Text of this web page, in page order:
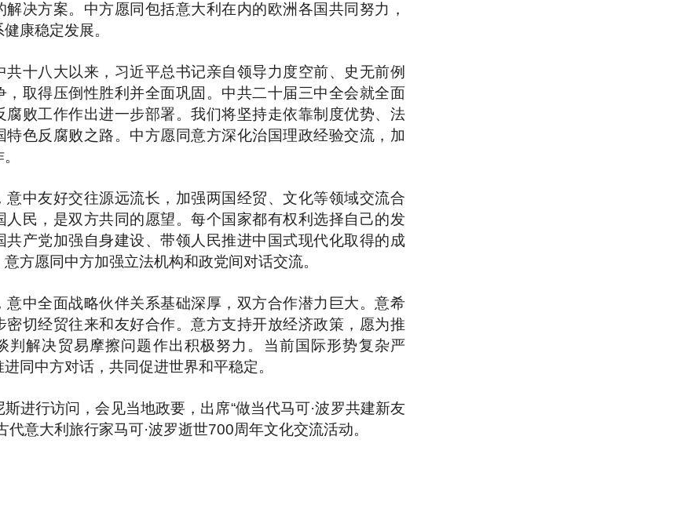
解决方案。中方愿同包括意大利在内的欧洲各国共同努力，
康稳定发展。
共十八大以来，习近平总书记亲自领导力度空前、史无前例
，取得压倒性胜利并全面巩固。中共二十届三中全会就全面
腐败工作作出进一步部署。我们将坚持走依靠制度优势、法
特色反腐败之路。中方愿同意方深化治国理政经验交流，加
意中友好交往源远流长，加强两国经贸、文化等领域交流合
人民，是双方共同的愿望。每个国家都有权利选择自己的发
共产党加强自身建设、带领人民推进中国式现代化取得的成
方愿同中方加强立法机构和政党间对话交流。
意中全面战略伙伴关系基础深厚，双方合作潜力巨大。意希
密切经贸往来和友好合作。意方支持开放经济政策，愿为推
判解决贸易摩擦问题作出积极努力。当前国际形势复杂严
同中方对话，共同促进世界和平稳定。
进行访问，会见当地政要，出席“做当代马可·波罗共建新友
代意大利旅行家马可·波罗逝世700周年文化交流活动。